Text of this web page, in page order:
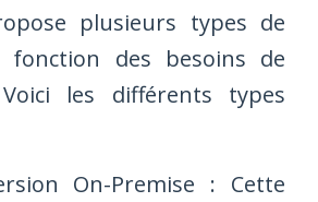
plusieurs types de
fonction des besoins de
Voici les différents types
On-Premise : Cette